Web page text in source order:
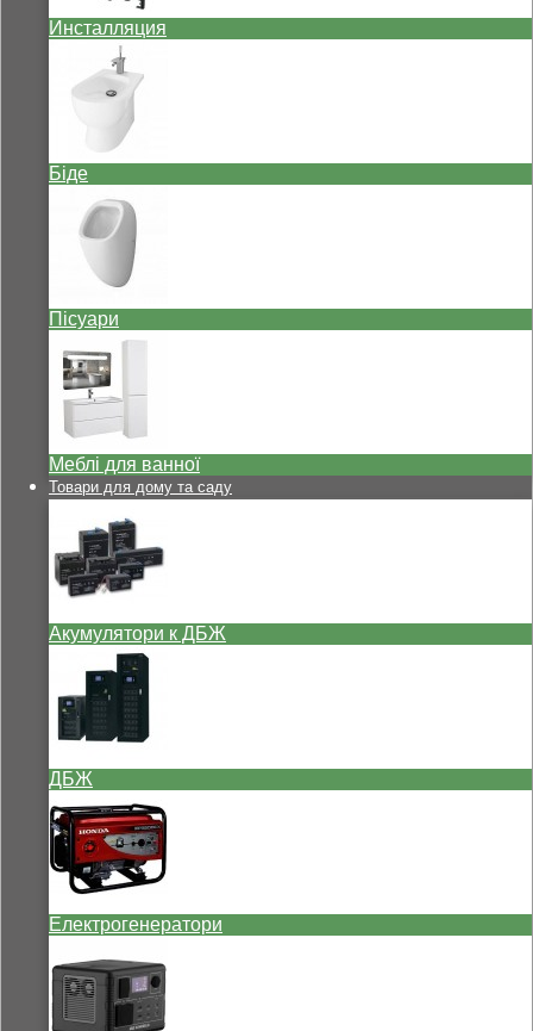
Инсталляция
Біде
Пісуари
Меблі для ванної
Товари для дому та саду
Акумулятори к ДБЖ
ДБЖ
Електрогенератори